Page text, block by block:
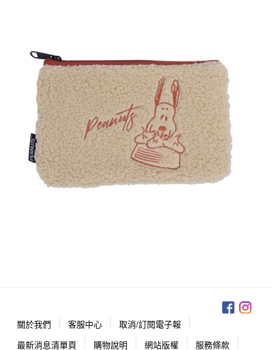
關於我們 客服中心
取消/訂閱電子報
最新消息清單頁
購物說明 網站版權 服務條款